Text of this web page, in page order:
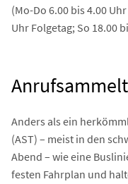
(Mo-Do 6.00 bis 4.00
Uhr Folgetag; So 18.00
Anders als ein
(AST) – meist in den
Abend – wie eine
festen Fahrplan und